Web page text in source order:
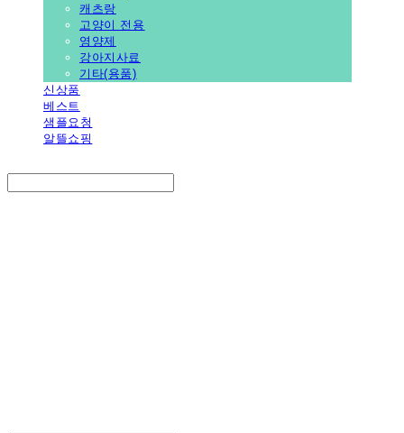
캐츠랑
고양이 전용
영양제
강아지사료
기타(용품)
신상품
베스트
샘플요청
알뜰쇼핑